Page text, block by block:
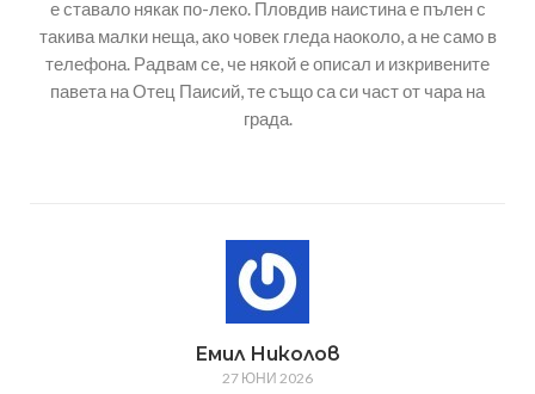
е ставало някак по-леко. Пловдив наистина е пълен с
такива малки неща, ако човек гледа наоколо, а не само в
телефона. Радвам се, че някой е описал и изкривените
павета на Отец Паисий, те също са си част от чара на
града.
Емил Николов
27 ЮНИ 2026